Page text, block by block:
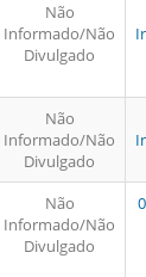
Não
Informado/Não
Divulgado
Não
Informado/Não
Divulgado
Não
Informado/Não
Divulgado